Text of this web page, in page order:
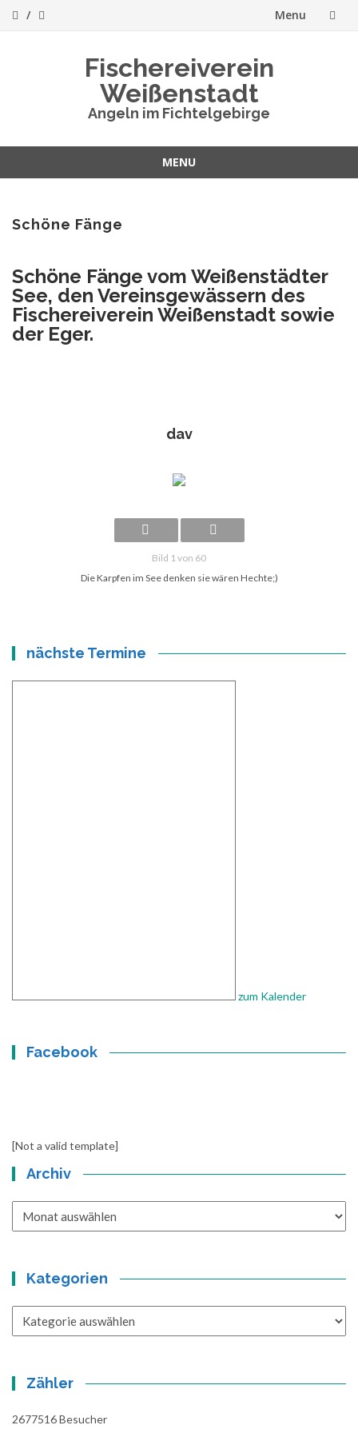
Menu
Fischereiverein
Weißenstadt
Angeln im Fichtelgebirge
MENU
content
Schöne Fänge
Schöne Fänge vom Weißenstädter
See, den Vereinsgewässern des
Fischereiverein Weißenstadt sowie
der Eger.
dav
Bild 1 von 60
Die Karpfen im See denken sie wären Hechte;)
nächste Termine
zum Kalender
Facebook
[Not a valid template]
Archiv
Kategorien
Zähler
2677516Besucher